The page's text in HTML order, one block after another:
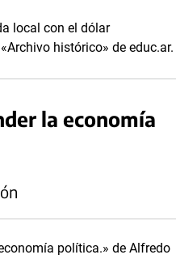
local con el dólar
histórico» de educ.ar.
la economía
política.» de Alfredo